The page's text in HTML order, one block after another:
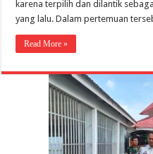
karena terpilih dan dilantik
yang lalu. Dalam pertemuan
Read More »